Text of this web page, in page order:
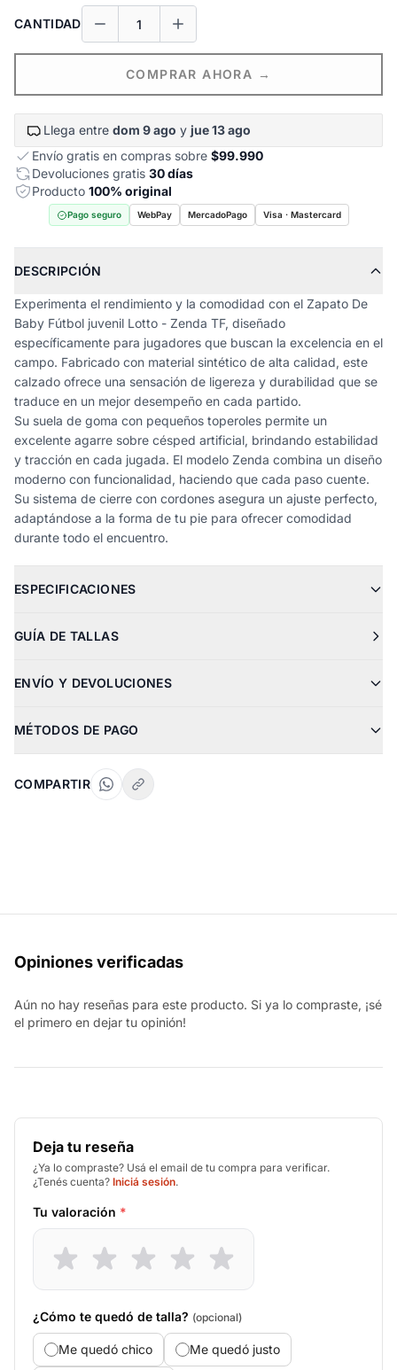
CANTIDAD
COMPRAR AHORA →
Llega entre dom 9 ago y jue 13 ago
Envío gratis en compras sobre $99.990
Devoluciones gratis 30 días
Producto 100% original
Pago seguro WebPay MercadoPago Visa · Mastercard
DESCRIPCIÓN
Experimenta el rendimiento y la comodidad con el Zapato De
Baby Fútbol juvenil Lotto - Zenda TF, diseñado
específicamente para jugadores que buscan la excelencia en el
campo. Fabricado con material sintético de alta calidad, este
calzado ofrece una sensación de ligereza y durabilidad que se
traduce en un mejor desempeño en cada partido.
Su suela de goma con pequeños toperoles permite un
excelente agarre sobre césped artificial, brindando estabilidad
y tracción en cada jugada. El modelo Zenda combina un diseño
moderno con funcionalidad, haciendo que cada paso cuente.
Su sistema de cierre con cordones asegura un ajuste perfecto,
adaptándose a la forma de tu pie para ofrecer comodidad
durante todo el encuentro.
ESPECIFICACIONES
GUÍA DE TALLAS
ENVÍO Y DEVOLUCIONES
MÉTODOS DE PAGO
COMPARTIR
Opiniones verificadas
Aún no hay reseñas para este producto. Si ya lo compraste, ¡sé
el primero en dejar tu opinión!
Deja tu reseña
¿Ya lo compraste? Usá el email de tu compra para verificar.
¿Tenés cuenta? Iniciá sesión.
Tu valoración *
¿Cómo te quedó de talla? (opcional)
Me quedó chico Me quedó justo